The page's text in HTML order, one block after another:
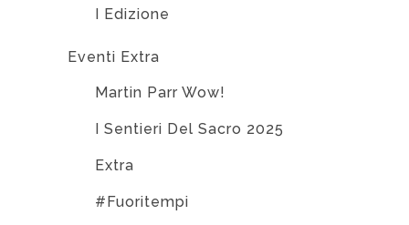
I Edizione
Eventi Extra
Martin Parr Wow!
I Sentieri Del Sacro 2025
Extra
#Fuoritempi